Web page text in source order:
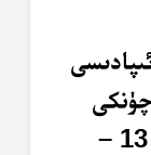
لوقمان (31 – سۈرە) سۈرىسىنىڭ 13 –